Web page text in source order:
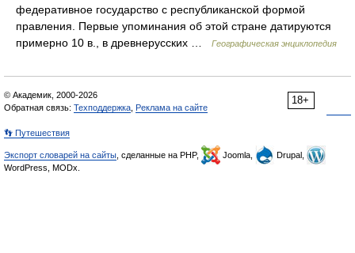
федеративное государство с республиканской формой
правления. Первые упоминания об этой стране датируются
примерно 10 в., в древнерусских …
Географическая энциклопедия
18+
© Академик, 2000-2026
Обратная связь: Техподдержка Реклама на сайте
👣 Путешествия
Экспорт словарей на сайты , сделанные на PHP, Joomla,
Drupal,
WordPress, MODx.